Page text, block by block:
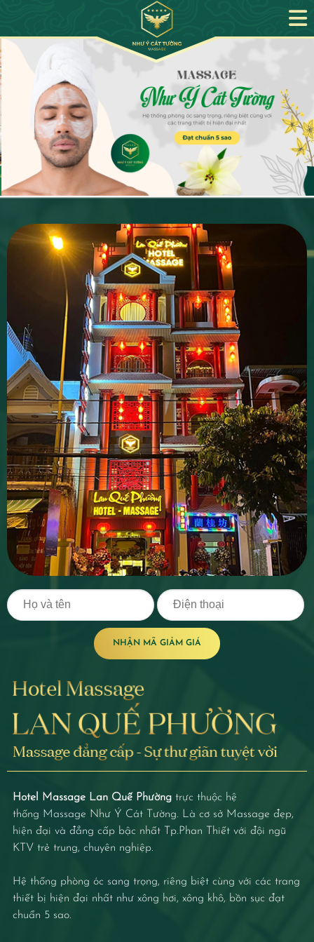
Hotel Massage Lan Quế Phường trực thuộc hệ
thống Massage Như Ý Cát Tường. Là cơ sở Massage đẹp,
hiện đại và đẳng cấp bậc nhất Tp.Phan Thiết với đội ngũ
KTV trẻ trung, chuyên nghiệp.
Hệ thống phòng óc sang trọng, riêng biệt cùng với các trang
thiết bị hiện đại nhất như xông hơi, xông khô, bồn sục đạt
chuẩn 5 sao.